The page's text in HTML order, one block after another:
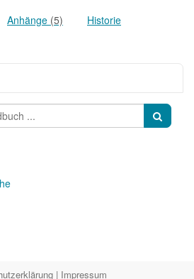
Anhänge (5) Historie
| Impressum